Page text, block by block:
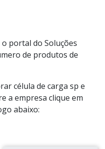
portal do Soluções
de produtos de
célula de carga sp e
a empresa clique em
abaixo: